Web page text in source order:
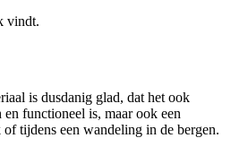
vindt.
is dusdanig glad, dat het ook
functioneel is, maar ook een
tijdens een wandeling in de bergen.